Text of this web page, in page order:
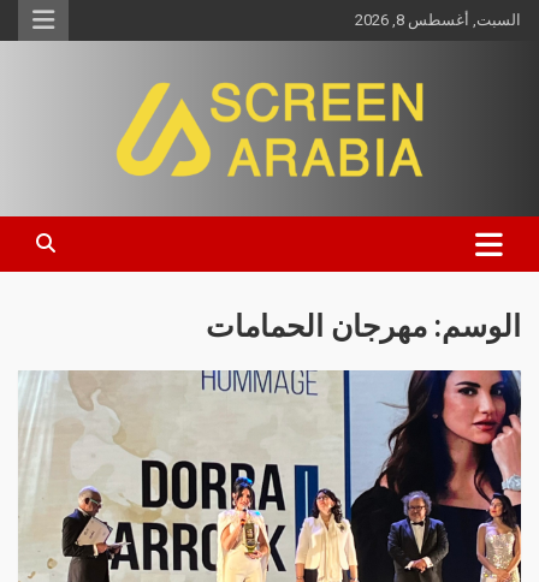
السبت, أغسطس 8, 2026
Screen Arabia
الوسم: مهرجان الحمامات